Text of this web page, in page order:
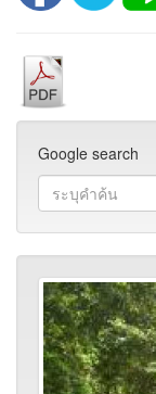
Google search